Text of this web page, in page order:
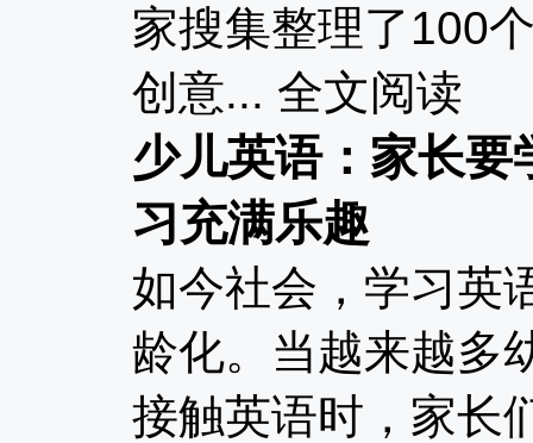
家搜集整理了100
创意... 全文阅读
少儿英语：家长要
习充满乐趣
如今社会，学习英
龄化。当越来越多
接触英语时，家长